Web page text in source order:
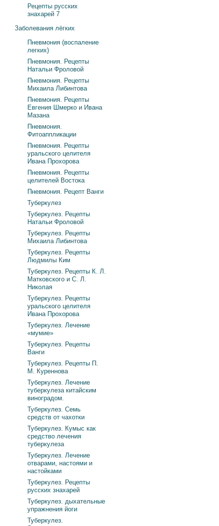
Рецепты русских
знахарей 7
Заболевания лёгких
Пневмония (воспаление
легких)
Пневмония. Рецепты
Натальи Фроловой
Пневмония. Рецепты
Михаила Либинтова
Пневмония. Рецепты
Евгения Шмерко и Ивана
Мазана
Пневмония.
Фитоаппликации
Пневмония. Рецепты
уральского целителя
Ивана Прохорова
Пневмония. Рецепты
целителей Востока
Пневмония. Рецепт Ванги
Туберкулез
Туберкулез. Рецепты
Натальи Фроловой
Туберкулез. Рецепты
Михаила Либинтова
Туберкулез. Рецепты
Людмилы Ким
Туберкулез. Рецепты К. Л.
Матковского и С. Л.
Николая
Туберкулез. Рецепты
уральского целителя
Ивана Прохорова
Туберкулез. Лечение
«мумие»
Туберкулез. Рецепты
Ванги
Туберкулез. Рецепты П.
М. Куреннова
Туберкулез. Лечение
туберкулеза китайским
виноградом.
Туберкулез. Семь
средств от чахотки
Туберкулез. Кумыс как
средство лечения
туберкулеза
Туберкулез. Лечение
отварами, настоями и
настойками
Туберкулез. Рецепты
русских знахарей
Туберкулез. дыхательные
упражнения йоги
Туберкулез.